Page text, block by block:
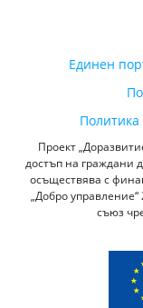
Единен
Проект
достъп на граждани
осъществява с
„Добро
съюз